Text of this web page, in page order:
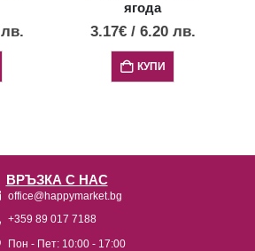
лв.
ягода
3.17€ / 6.20 лв.
КУПИ
ВРЪЗКА С НАС
office@happymarket.bg
+359 89 017 7188
Пон - Пет: 10:00 - 17:00